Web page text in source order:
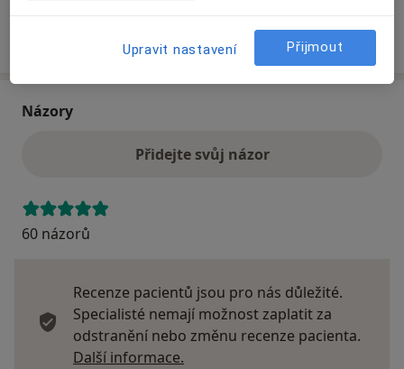
o adrese
Názory
Přidejte svůj názor
60 názorů
Recenze pacientů jsou pro nás důležité.
Specialisté nemají možnost zaplatit za
odstranění nebo změnu recenze pacienta.
Další informace.
Upravit nastavení Přijmout